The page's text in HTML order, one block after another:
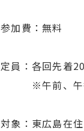
参加費：無料
定員：各回先着
※午前、午後
対象：東広島在